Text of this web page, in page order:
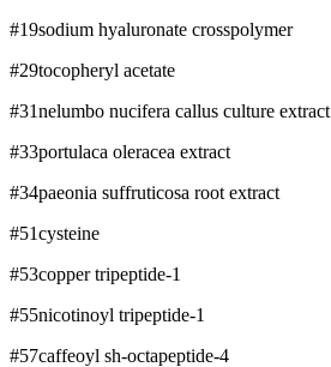
#19sodium hyaluronate crosspolymer
#29tocopheryl acetate
#31nelumbo nucifera callus culture extract
#33portulaca oleracea extract
#34paeonia suffruticosa root extract
#51cysteine
#53copper tripeptide-1
#55nicotinoyl tripeptide-1
#57caffeoyl sh-octapeptide-4